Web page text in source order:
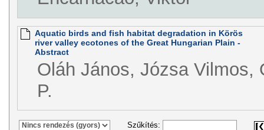
Aquatic birds and fish habitat degradation in Körös
river valley ecotones of the Great Hungarian Plain -
Abstract
Oláh János, Józsa Vilmos,
P.
Szűkítés: